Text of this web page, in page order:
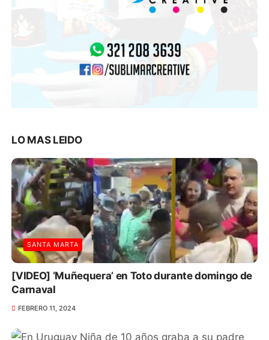
LO MAS LEIDO
SANTA MARTA
[VIDEO] ‘Muñequera’ en Toto durante domingo de
Carnaval
FEBRERO 11, 2024